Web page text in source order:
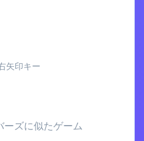
矢印キー
ーズに似たゲーム